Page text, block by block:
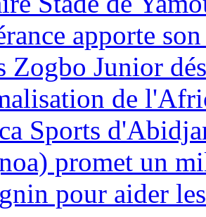
apporte
Zogbo Junior
de
Sports
promet un
pour aider